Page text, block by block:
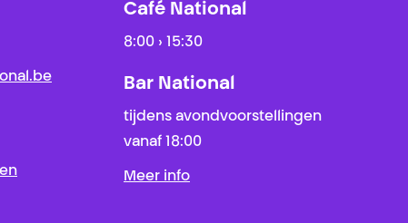
Café National
8:00 › 15:30
Bar National
tijdens avondvoorstellingen
vanaf 18:00
Meer info